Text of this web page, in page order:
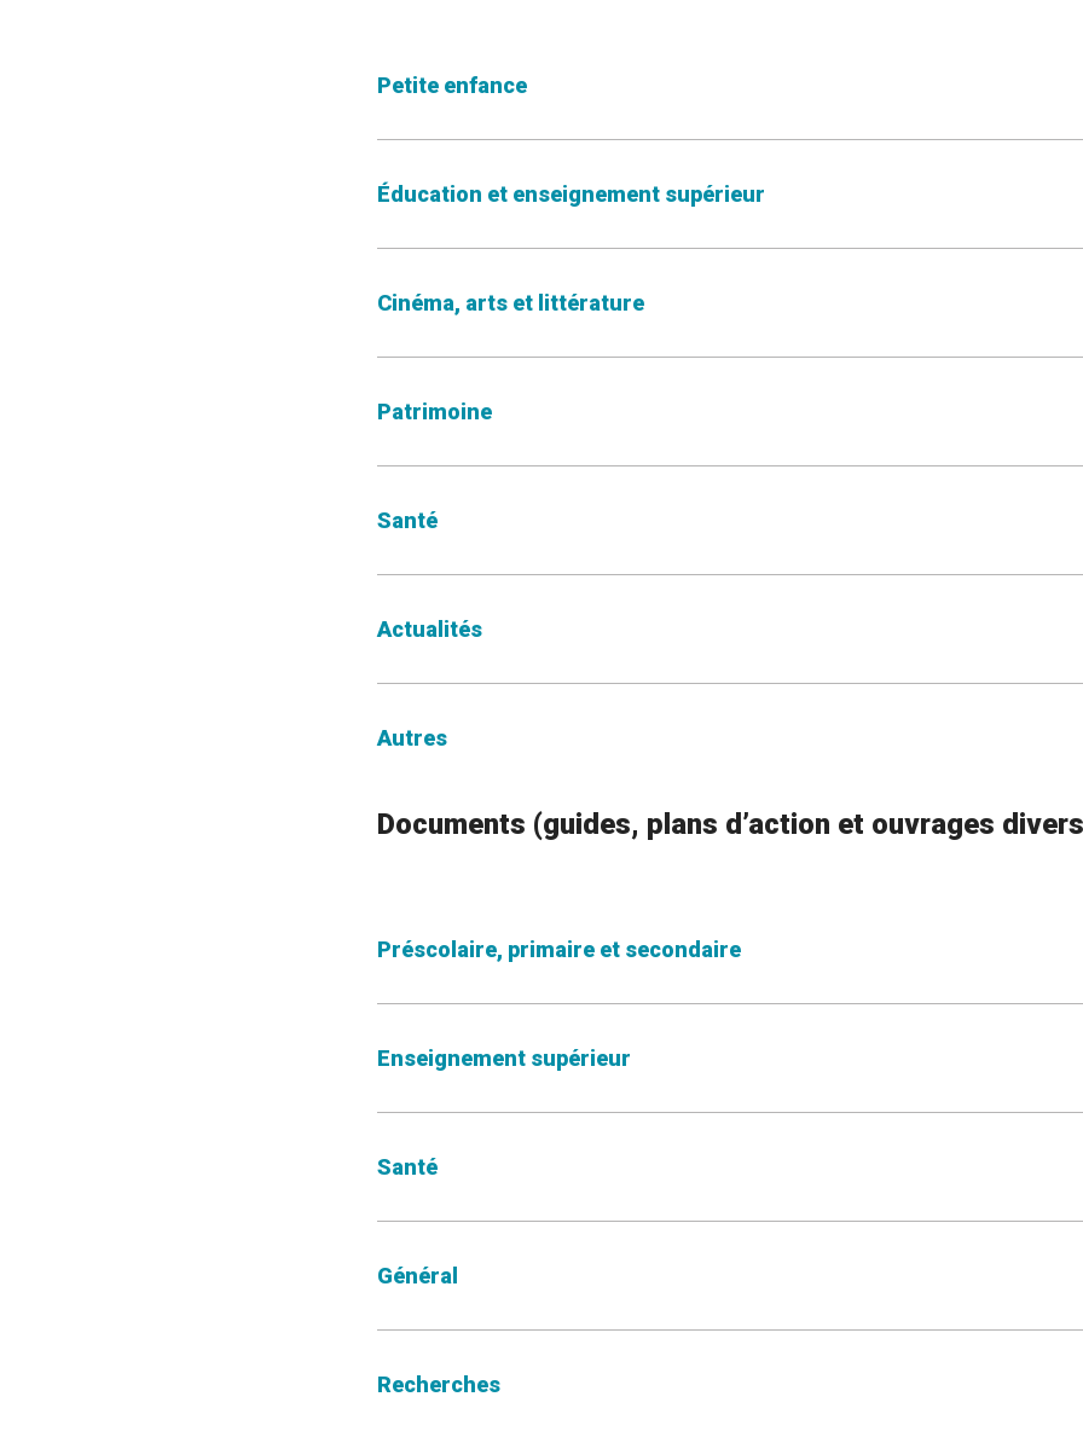
Petite enfance
Éducation et enseignement supérieur
Cinéma, arts et littérature
Patrimoine
Santé
Actualités
Autres
Documents (guides, plans d’action et ouvrages
Préscolaire, primaire et secondaire
Enseignement supérieur
Santé
Général
Recherches